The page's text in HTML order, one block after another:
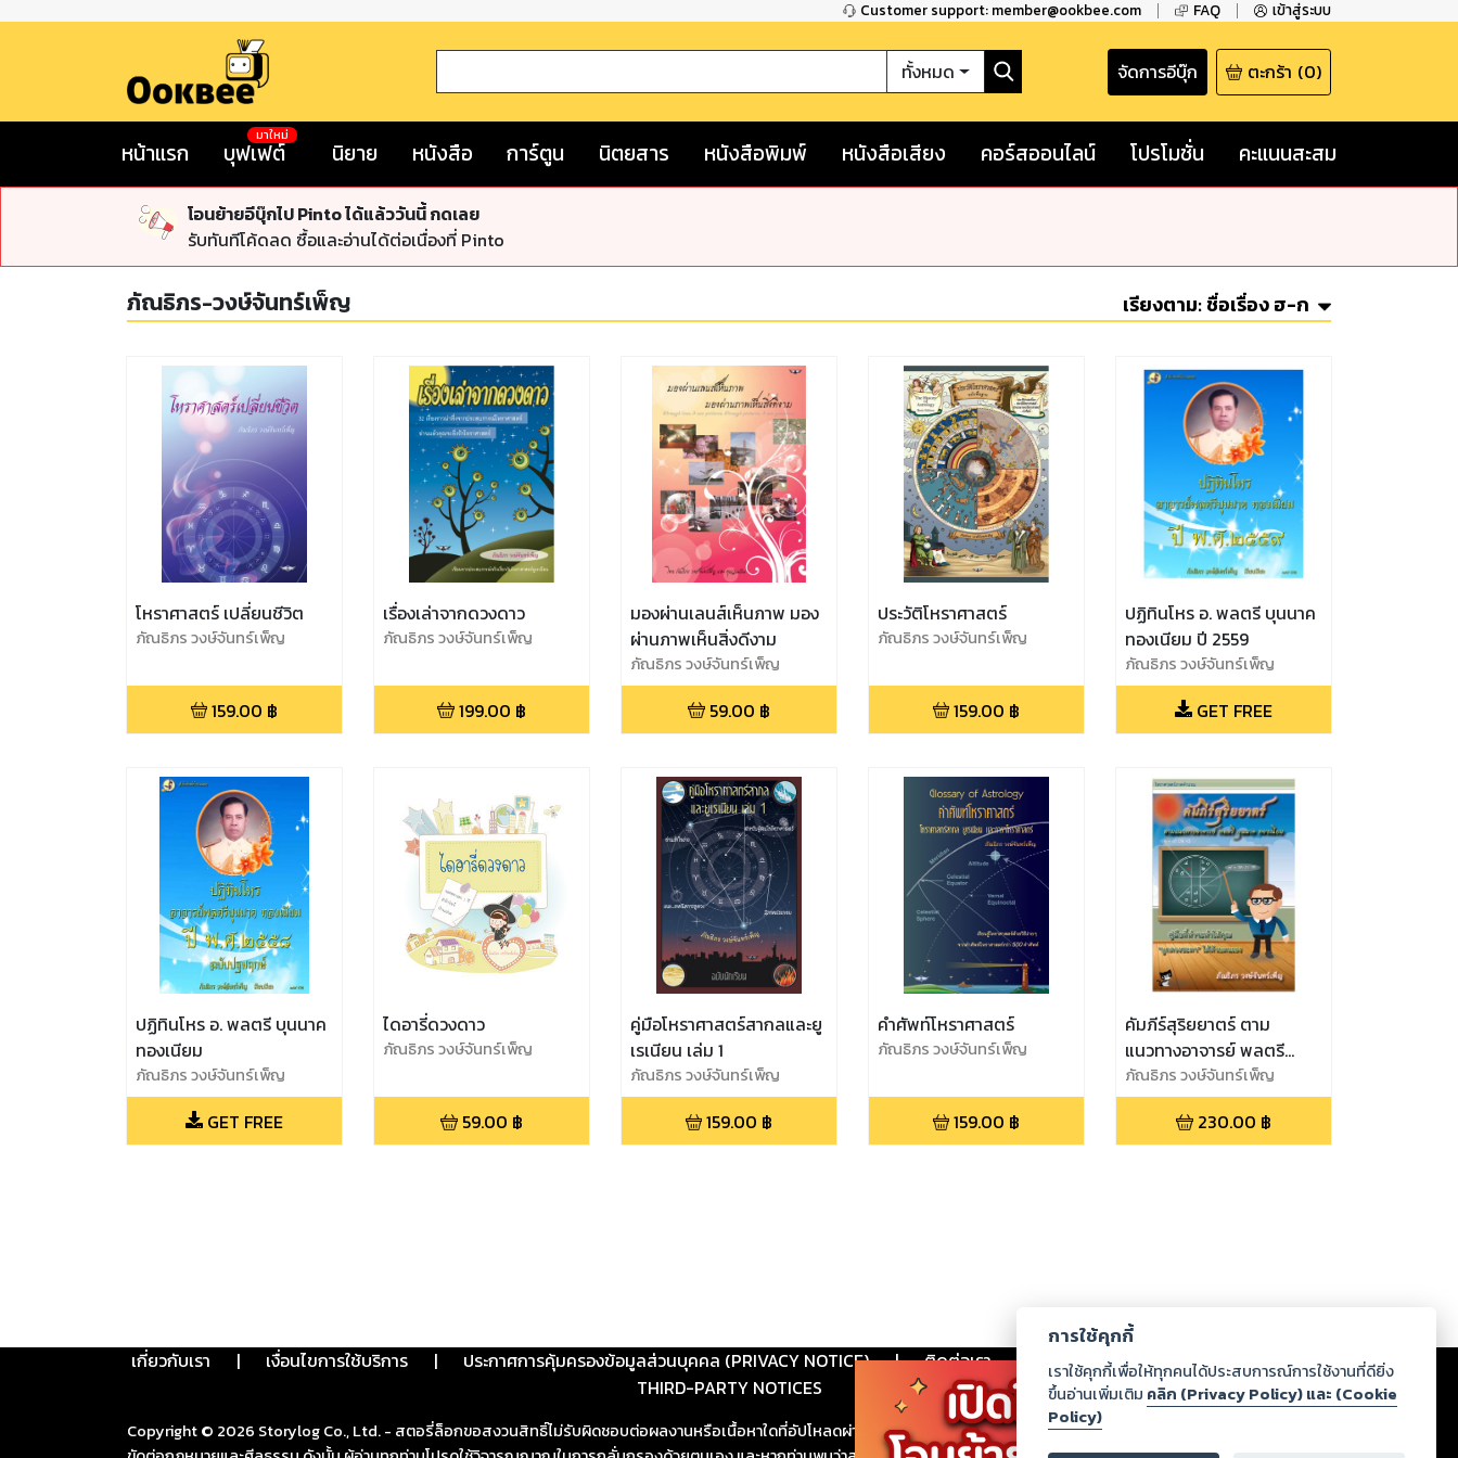
Customer support: member@ookbee.com FAQ เข้าสู่ระบบ
ทั้งหมด จัดการอีบุ๊ก ตะกร้า (0)
หน้าแรก บุฟเฟต์
มาใหม่
นิยาย หนังสือ การ์ตูน นิตยสาร หนังสือพิมพ์ หนังสือเสียง คอร์สออนไลน์ โปรโมชั่น คะแนนสะสม
โอนย้ายอีบุ๊กไป Pinto ได้แล้ววันนี้ กดเลย
รับทันทีโค้ดลด ซื้อและอ่านได้ต่อเนื่องที่ Pinto
ภัณธิภร-วงษ์จันทร์เพ็ญ เรียงตาม:ชื่อเรื่อง ฮ-ก
โหราศาสตร์ เปลี่ยนชีวิต
ภัณธิภร วงษ์จันทร์เพ็ญ
159.00 ฿
เรื่องเล่าจากดวงดาว
ภัณธิภร วงษ์จันทร์เพ็ญ
199.00 ฿
มองผ่านเลนส์เห็นภาพ มอง
ผ่านภาพเห็นสิ่งดีงาม
ภัณธิภร วงษ์จันทร์เพ็ญ
59.00 ฿
ประวัติโหราศาสตร์
ภัณธิภร วงษ์จันทร์เพ็ญ
159.00 ฿
ปฏิทินโหร อ. พลตรี บุนนาค
ทองเนียม ปี 2559
ภัณธิภร วงษ์จันทร์เพ็ญ
GET FREE
ปฏิทินโหร อ. พลตรี บุนนาค
ทองเนียม
ภัณธิภร วงษ์จันทร์เพ็ญ
GET FREE
ไดอารี่ดวงดาว
ภัณธิภร วงษ์จันทร์เพ็ญ
59.00 ฿
คู่มือโหราศาสตร์สากลและยู
เรเนียน เล่ม 1
ภัณธิภร วงษ์จันทร์เพ็ญ
159.00 ฿
คำศัพท์โหราศาสตร์
ภัณธิภร วงษ์จันทร์เพ็ญ
159.00 ฿
คัมภีร์สุริยยาตร์ ตาม
แนวทางอาจารย์ พลตรี
บุนนาค ทองเนียม
ภัณธิภร วงษ์จันทร์เพ็ญ
230.00 ฿
เกี่ยวกับเรา | เงื่อนไขการใช้บริการ | ประกาศการคุ้มครองข้อมูลส่วนบุคคล (PRIVACY NOTICE) | ติดต่อเรา ร่วมงานกับเรา ดาวน์โหลด
THIRD-PARTY NOTICES
Copyright © 2026 Storylog Co., Ltd. - สตอรี่ล็อกขอสงวนสิทธิ์ไม่รับผิดชอบต่อผลงานหรือเนื้อหาใดที่อัปโหลดผ่านเว็บไซต์และปรากฏว่าละเมิดสิทธิในทรัพย์สินทางปัญญาของบุคคลอื่นหรือ
การใช้คุกกี้
เราใช้คุกกี้เพื่อให้ทุกคนได้ประสบการณ์การใช้งานที่ดียิ่ง
ขึ้นอ่านเพิ่มเติม คลิก (Privacy Policy) และ (Cookie
Policy)